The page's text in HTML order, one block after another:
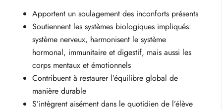
Apportent un soulagement des inconforts présents
Soutiennent les systèmes biologiques impliqués:
système nerveux, harmonisent le système
hormonal, immunitaire et digestif, mais aussi les
corps mentaux et émotionnels
Contribuent à restaurer l’équilibre global de
manière durable
S’intègrent aisément dans le quotidien de l’élève